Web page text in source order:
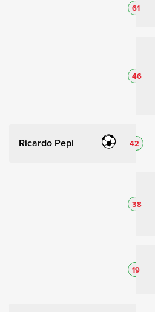
61
46
Ricardo Pepi 42
38
19